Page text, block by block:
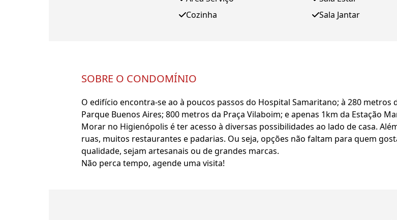
Cozinha
Sala Jantar
SOBRE O CONDOMÍNIO
O edifício encontra-se ao à poucos passos do Hospital Samaritano; à 280
Parque Buenos Aires; 800 metros da Praça Vilaboim; e apenas 1km da Estação
Morar no Higienópolis é ter acesso à diversas possibilidades ao lado de casa.
ruas, muitos restaurantes e padarias. Ou seja, opções não faltam para quem
qualidade, sejam artesanais ou de grandes marcas.
Não perca tempo, agende uma visita!